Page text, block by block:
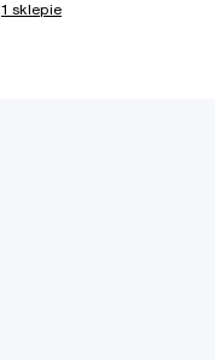
1 sklepie